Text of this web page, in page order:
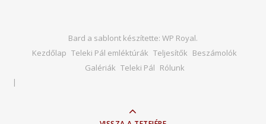
Bard a sablont készítette: WP Royal.
Kezdőlap Teleki Pál emléktúrák Teljesítők Beszámolók
Galériák Teleki Pál Rólunk